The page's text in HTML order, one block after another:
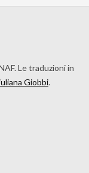
Le traduzioni in
Giobbi.